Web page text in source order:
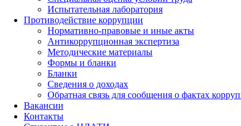
Испытательная лаборатория
Противодействие коррупции
Нормативно-правовые и иные акты
Антикоррупционная экспертиза
Методические материалы
Формы и бланки
Бланки
Сведения о доходах
Обратная связь для сообщения о фактах
Вакансии
Контакты